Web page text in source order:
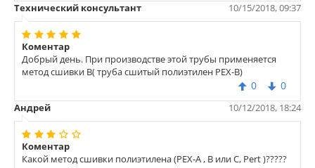
резкие перепады температуры – не разрушаются при
замерзании воды. В основном такого типа трубы
применяются для теплового оснащения полов, стен,
оснащения водопроводных систем в квартирах.
Технический консультант 10/15/2018, 09:37
Коментар
Добрый день. При производстве этой трубы применяется
метод сшивки В( труба сшитый полиэтилен РЕХ-В)
0 0
Андрей 10/12/2018, 18:24
Коментар
Какой метод сшивки полиэтилена (PEX-A , B или С, Pert )?????